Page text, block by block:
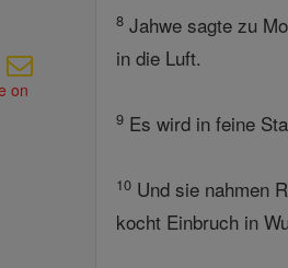
8 Jahwe sagte zu
in die Luft.
9 Es wird in feine
10 Und sie nahmen
kocht Einbruch in